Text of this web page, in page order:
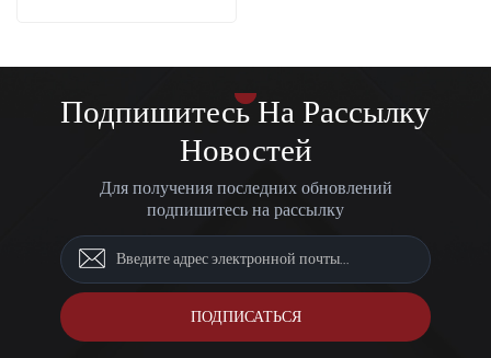
Подпишитесь На Рассылку
Новостей
Для получения последних обновлений
подпишитесь на рассылку